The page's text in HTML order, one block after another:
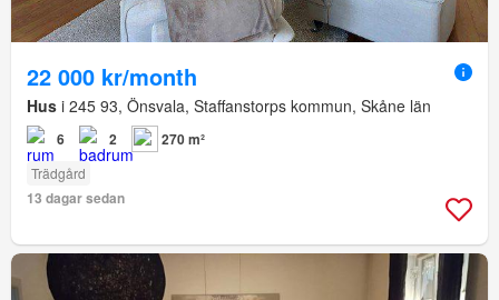
22 000 kr/month
Hus i 245 93, Önsvala, Staffanstorps kommun, Skåne län
6 2 270 m²
Trädgård
13 dagar sedan